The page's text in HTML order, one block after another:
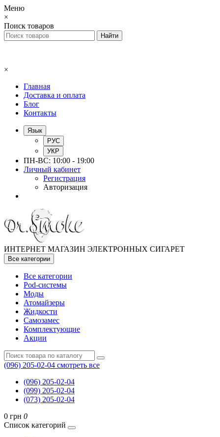
Меню
×
Поиск товаров
×
Главная
Доставка и оплата
Блог
Контакты
Язык
РУС
УКР
ПН-ВС: 10:00 - 19:00
Личный кабинет
Регистрация
Авторизация
ИНТЕРНЕТ МАГАЗИН ЭЛЕКТРОННЫХ СИГАРЕТ
Все категории
Все категории
Pod-системы
Моды
Атомайзеры
Жидкости
Самозамес
Комплектующие
Акции
(096) 205-02-04 смотреть все
(096) 205-02-04
(099) 205-02-04
(073) 205-02-04
0 грн 0
Список категорий